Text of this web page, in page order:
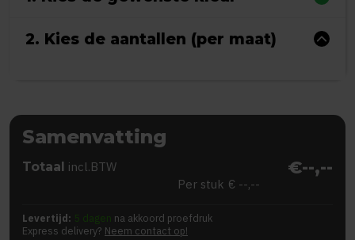
2. Kies de aantallen (per maat)
Samenvatting
Totaal incl.BTW €--,--
Per stuk € --,--
Levertijd: 5 dagen na akkoord proefdruk
Express delivery? Neem contact op!